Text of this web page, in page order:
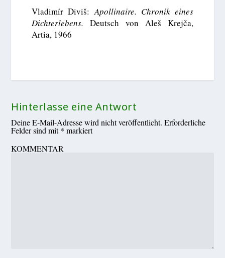
Vladimír Diviš:Apollinaire. Chronik eines
Dichterlebens. Deutsch von Aleš Krejča,
Artia, 1966
Hinterlasse eine Antwort
Deine E-Mail-Adresse wird nicht veröffentlicht. Erforderliche
Felder sind mit* markiert
KOMMENTAR